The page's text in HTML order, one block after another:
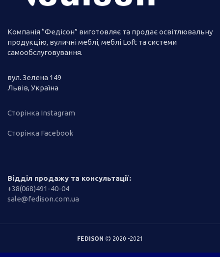
Компанія “Федісон” виготовляє та продає освітлювальну
продукцію, вуличні меблі, меблі Loft та системи
самообслуговування.
вул. Зелена 149
Львів, Україна
Сторінка Instagram
Сторінка Facebook
Відділ продажу та консультації:
+38(068)491-40-04
sale@fedison.com.ua
FEDISON 2020 -2021